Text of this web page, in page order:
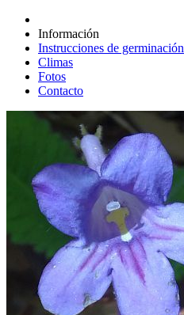
Información
Instrucciones de germinación
Climas
Fotos
Contacto